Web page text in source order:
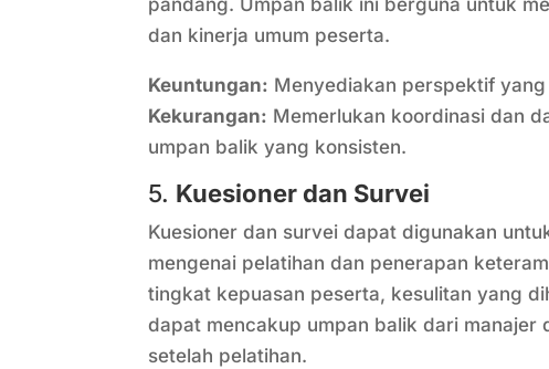
pandang. Umpan balik ini berguna untuk
dan kinerja umum peserta.
Keuntungan: Menyediakan perspektif
Kekurangan: Memerlukan koordinasi dan
umpan balik yang konsisten.
5. Kuesioner dan Survei
Kuesioner dan survei dapat digunakan
mengenai pelatihan dan penerapan
tingkat kepuasan peserta, kesulitan yang
dapat mencakup umpan balik dari
setelah pelatihan.